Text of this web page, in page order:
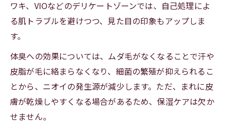
ワキ、VIOなどのデリケートゾーンでは、自己処理によ
る肌トラブルを避けつつ、見た目の印象もアップしま
す。
体臭への効果については、ムダ毛がなくなることで汗や
皮脂が毛に絡まらなくなり、細菌の繁殖が抑えられるこ
とから、ニオイの発生源が減少します。ただ、まれに皮
膚が乾燥しやすくなる場合があるため、保湿ケアは欠か
せません。